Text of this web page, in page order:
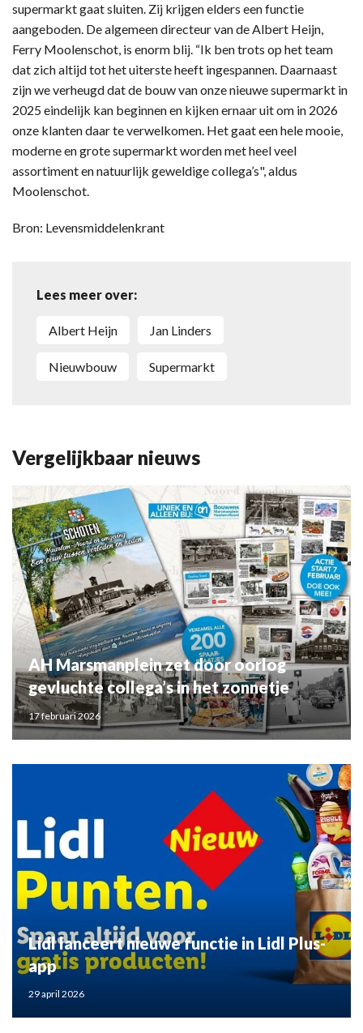
supermarkt gaat sluiten. Zij krijgen elders een functie
aangeboden. De algemeen directeur van de Albert Heijn,
Ferry Moolenschot, is enorm blij. “Ik ben trots op het team
dat zich altijd tot het uiterste heeft ingespannen. Daarnaast
zijn we verheugd dat de bouw van onze nieuwe supermarkt in
2025 eindelijk kan beginnen en kijken ernaar uit om in 2026
onze klanten daar te verwelkomen. Het gaat een hele mooie,
moderne en grote supermarkt worden met heel veel
assortiment en natuurlijk geweldige collega’s", aldus
Moolenschot.
Bron: Levensmiddelenkrant
Lees meer over:
Albert Heijn Jan Linders
Nieuwbouw Supermarkt
Vergelijkbaar nieuws
AH Marsmanplein zet door oorlog
gevluchte collega’s in het zonnetje
17 februari 2026
Lidl lanceert nieuwe functie in Lidl Plus-
app
29 april 2026